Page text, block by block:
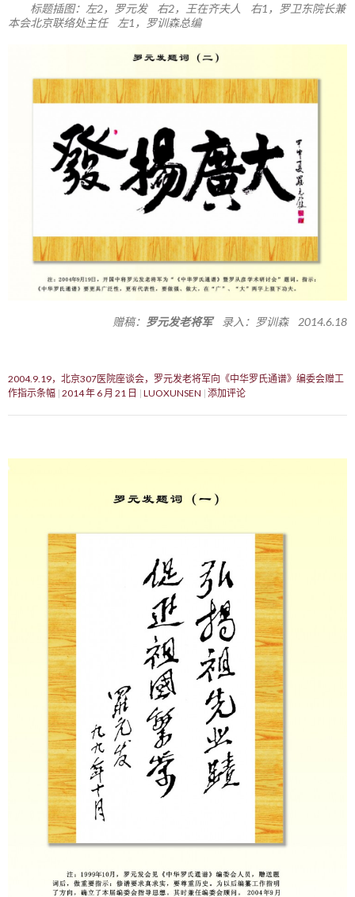
标题插图：左2，罗元发 右2，王在齐夫人 右1，罗卫东院长兼
本会北京联络处主任 左1，罗训森总编
赠稿： 罗元发老将军录入：罗训森 2014.6.18
2004.9.19，北京307医院座谈会，罗元发老将军向《中华罗氏通谱》编委会赠工
作指示条幅 2014 年 6 月 21 日 LUOXUNSEN 添加评论